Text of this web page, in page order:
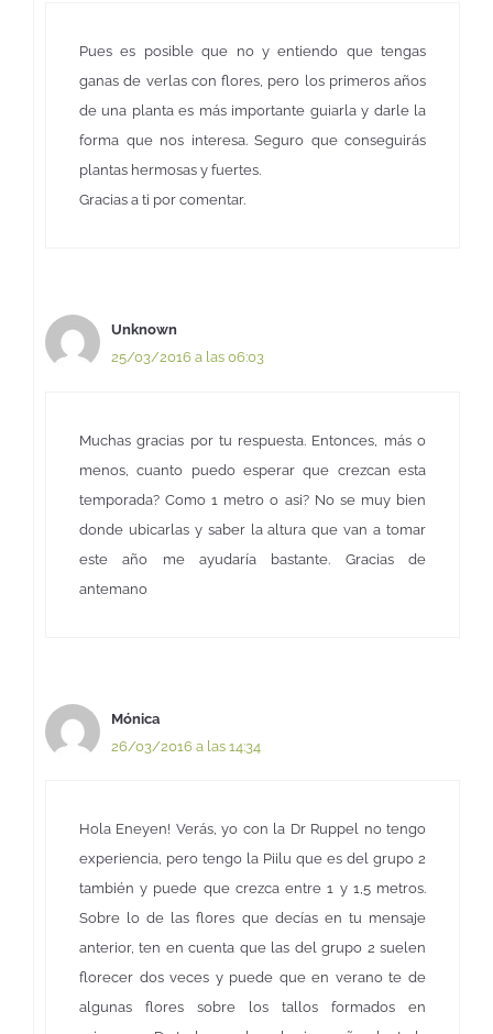
Pues es posible que no y entiendo que tengas
ganas de verlas con flores, pero los primeros años
de una planta es más importante guiarla y darle la
forma que nos interesa. Seguro que conseguirás
plantas hermosas y fuertes.
Gracias a ti por comentar.
Unknown
25/03/2016 a las 06:03
Muchas gracias por tu respuesta. Entonces, más o
menos, cuanto puedo esperar que crezcan esta
temporada? Como 1 metro o asi? No se muy bien
donde ubicarlas y saber la altura que van a tomar
este año me ayudaría bastante. Gracias de
antemano
Mónica
26/03/2016 a las 14:34
Hola Eneyen! Verás, yo con la Dr Ruppel no tengo
experiencia, pero tengo la Piilu que es del grupo 2
también y puede que crezca entre 1 y 1,5 metros.
Sobre lo de las flores que decías en tu mensaje
anterior, ten en cuenta que las del grupo 2 suelen
florecer dos veces y puede que en verano te de
algunas flores sobre los tallos formados en